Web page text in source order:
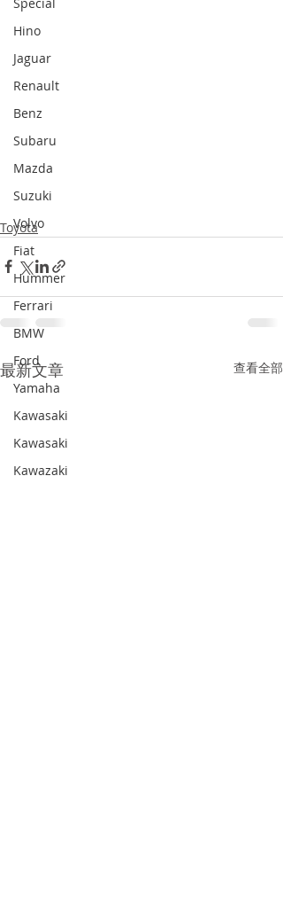
Hino
Jaguar
Renault
Benz
Subaru
Mazda
Suzuki
Volvo
Fiat
Hummer
Ferrari
BMW
Ford
Yamaha
Kawasaki
Kawasaki
Kawazaki
Toyota
最新文章 查看全部